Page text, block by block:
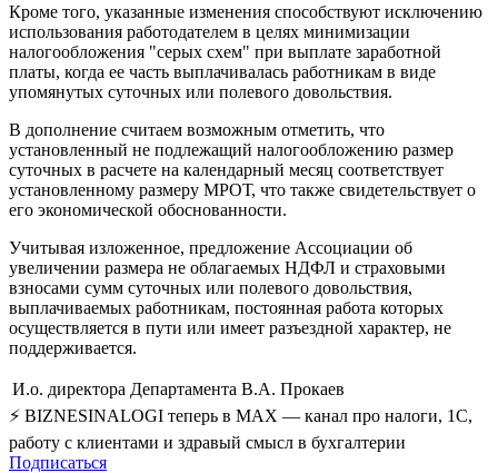
Кроме того, указанные изменения способствуют исключению
использования работодателем в целях минимизации
налогообложения "серых схем" при выплате заработной
платы, когда ее часть выплачивалась работникам в виде
упомянутых суточных или полевого довольствия.
В дополнение считаем возможным отметить, что
установленный не подлежащий налогообложению размер
суточных в расчете на календарный месяц соответствует
установленному размеру МРОТ, что также свидетельствует о
его экономической обоснованности.
Учитывая изложенное, предложение Ассоциации об
увеличении размера не облагаемых НДФЛ и страховыми
взносами сумм суточных или полевого довольствия,
выплачиваемых работникам, постоянная работа которых
осуществляется в пути или имеет разъездной характер, не
поддерживается.
И.о. директора Департамента В.А. Прокаев
⚡ BIZNESINALOGI теперь в MAX — канал про налоги, 1С,
работу с клиентами и здравый смысл в бухгалтерии
Подписаться